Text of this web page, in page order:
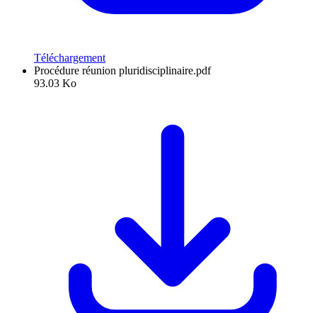
Téléchargement
Procédure réunion pluridisciplinaire.pdf
93.03 Ko